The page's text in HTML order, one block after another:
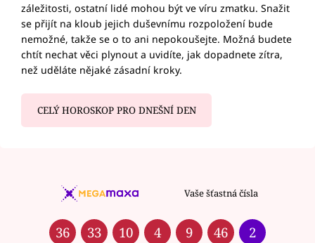
záležitosti, ostatní lidé mohou být ve víru zmatku. Snažit
se přijít na kloub jejich duševnímu rozpoložení bude
nemožné, takže se o to ani nepokoušejte. Možná budete
chtít nechat věci plynout a uvidíte, jak dopadnete zítra,
než uděláte nějaké zásadní kroky.
CELÝ HOROSKOP PRO DNEŠNÍ DEN
Vaše šťastná čísla
36 33 10 4 9 46 2